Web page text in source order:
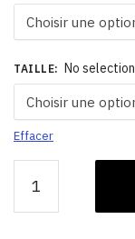
TAILLE: No selection
Effacer
Casquette